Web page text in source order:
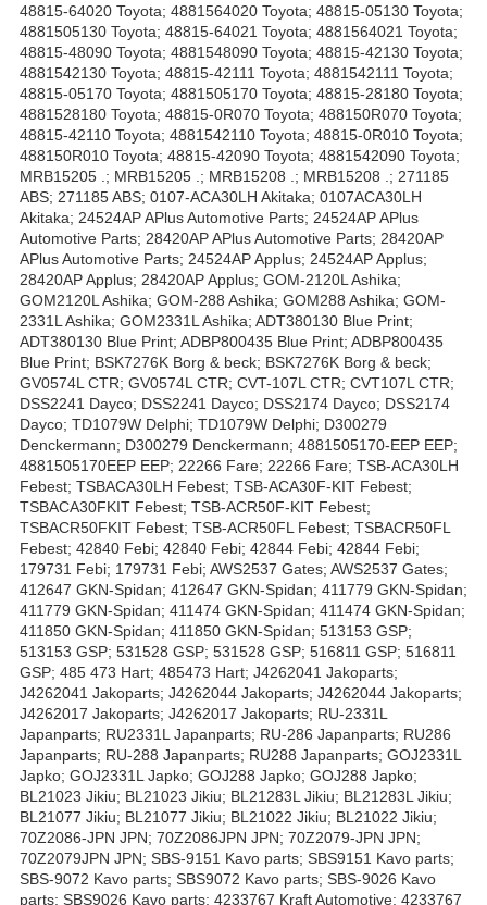
48815-64020 Toyota; 4881564020 Toyota; 48815-05130 Toyota;
4881505130 Toyota; 48815-64021 Toyota; 4881564021 Toyota;
48815-48090 Toyota; 4881548090 Toyota; 48815-42130 Toyota;
4881542130 Toyota; 48815-42111 Toyota; 4881542111 Toyota;
48815-05170 Toyota; 4881505170 Toyota; 48815-28180 Toyota;
4881528180 Toyota; 48815-0R070 Toyota; 488150R070 Toyota;
48815-42110 Toyota; 4881542110 Toyota; 48815-0R010 Toyota;
488150R010 Toyota; 48815-42090 Toyota; 4881542090 Toyota;
MRB15205 .; MRB15205 .; MRB15208 .; MRB15208 .; 271185
ABS; 271185 ABS; 0107-ACA30LH Akitaka; 0107ACA30LH
Akitaka; 24524AP APlus Automotive Parts; 24524AP APlus
Automotive Parts; 28420AP APlus Automotive Parts; 28420AP
APlus Automotive Parts; 24524AP Applus; 24524AP Applus;
28420AP Applus; 28420AP Applus; GOM-2120L Ashika;
GOM2120L Ashika; GOM-288 Ashika; GOM288 Ashika; GOM-
2331L Ashika; GOM2331L Ashika; ADT380130 Blue Print;
ADT380130 Blue Print; ADBP800435 Blue Print; ADBP800435
Blue Print; BSK7276K Borg & beck; BSK7276K Borg & beck;
GV0574L CTR; GV0574L CTR; CVT-107L CTR; CVT107L CTR;
DSS2241 Dayco; DSS2241 Dayco; DSS2174 Dayco; DSS2174
Dayco; TD1079W Delphi; TD1079W Delphi; D300279
Denckermann; D300279 Denckermann; 4881505170-EEP EEP;
4881505170EEP EEP; 22266 Fare; 22266 Fare; TSB-ACA30LH
Febest; TSBACA30LH Febest; TSB-ACA30F-KIT Febest;
TSBACA30FKIT Febest; TSB-ACR50F-KIT Febest;
TSBACR50FKIT Febest; TSB-ACR50FL Febest; TSBACR50FL
Febest; 42840 Febi; 42840 Febi; 42844 Febi; 42844 Febi;
179731 Febi; 179731 Febi; AWS2537 Gates; AWS2537 Gates;
412647 GKN-Spidan; 412647 GKN-Spidan; 411779 GKN-Spidan;
411779 GKN-Spidan; 411474 GKN-Spidan; 411474 GKN-Spidan;
411850 GKN-Spidan; 411850 GKN-Spidan; 513153 GSP;
513153 GSP; 531528 GSP; 531528 GSP; 516811 GSP; 516811
GSP; 485 473 Hart; 485473 Hart; J4262041 Jakoparts;
J4262041 Jakoparts; J4262044 Jakoparts; J4262044 Jakoparts;
J4262017 Jakoparts; J4262017 Jakoparts; RU-2331L
Japanparts; RU2331L Japanparts; RU-286 Japanparts; RU286
Japanparts; RU-288 Japanparts; RU288 Japanparts; GOJ2331L
Japko; GOJ2331L Japko; GOJ288 Japko; GOJ288 Japko;
BL21023 Jikiu; BL21023 Jikiu; BL21283L Jikiu; BL21283L Jikiu;
BL21077 Jikiu; BL21077 Jikiu; BL21022 Jikiu; BL21022 Jikiu;
70Z2086-JPN JPN; 70Z2086JPN JPN; 70Z2079-JPN JPN;
70Z2079JPN JPN; SBS-9151 Kavo parts; SBS9151 Kavo parts;
SBS-9072 Kavo parts; SBS9072 Kavo parts; SBS-9026 Kavo
parts; SBS9026 Kavo parts; 4233767 Kraft Automotive; 4233767